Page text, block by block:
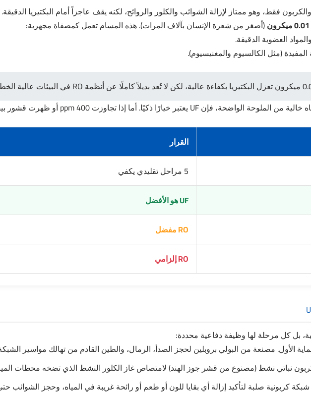
0.01 ميكرون
(أصغر من شعرة الإنسان بآلاف المرات). هذه المسام تعمل كمصفاة مجهرية:
العضوية الدقيقة.
المفيدة (مثل الكالسيوم والمغنيسيوم).
القرار
5 مراحل تقليدي يكفي
UF هو الأفضل
RO مفضل
RO إلزامي
بل كل مرحلة لها وظيفة دفاعية محددة:
الأول. مصنعة من البولي بروبلين لحجز الصدأ، الرمال، والطين القادم من تهالك مواسير
نباتي نشط (مصنوع من قشر جوز الهند) لامتصاص غاز الكلور النشط الذي تضخه محطات المياه،
شبكة كربونية صلبة لتأكيد إزالة أي بقايا للون أو طعم أو رائحة غريبة في المياه، وحجز الشوائب حتى 1